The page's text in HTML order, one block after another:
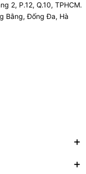
2, P.12, Q.10, TPHCM.
Bằng, Đống Đa, Hà